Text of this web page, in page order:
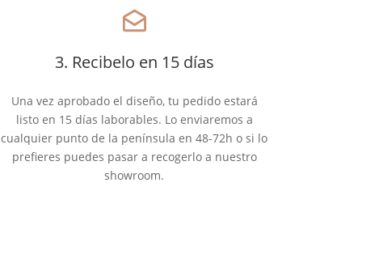
drafts
3. Recibelo en 15 días
Una vez aprobado el diseño, tu pedido estará
listo en 15 días laborables. Lo enviaremos a
cualquier punto de la península en 48-72h o si lo
prefieres puedes pasar a recogerlo a nuestro
showroom.